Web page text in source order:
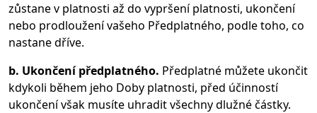
zůstane v platnosti až do vypršení platnosti, ukončení
nebo prodloužení vašeho Předplatného, podle toho, co
nastane dříve.
b. Ukončení předplatného. Předplatné můžete ukončit
kdykoli během jeho Doby platnosti, před účinností
ukončení však musíte uhradit všechny dlužné částky.